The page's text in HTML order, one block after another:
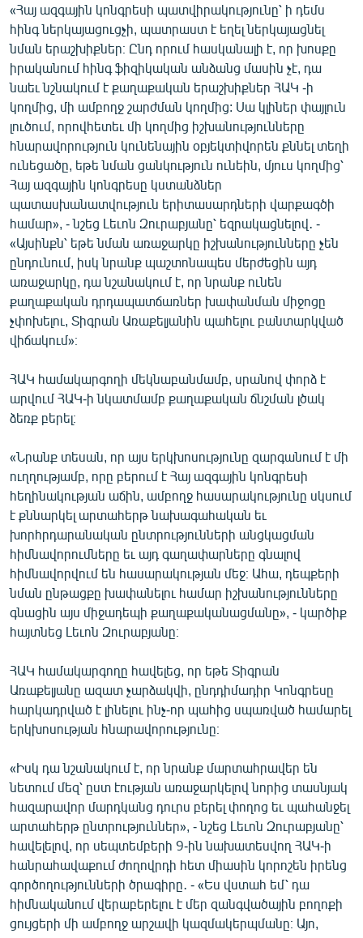
«Ազատության» բոլոր կայքերը
«Հայ ազգային կոնգրեսի պատվիրակությունը՝ ի դեմս
հինգ ներկայացուցչի, պատրաստ է եղել ներկայացնել
նման երաշխիքներ։ Ընդ որում հասկանալի է, որ խոսքը
իրականում հինգ ֆիզիկական անձանց մասին չէ, դա
նաեւ նշնակում է քաղաքական երաշխիքներ ՀԱԿ -ի
կողմից, մի ամբողջ շարժման կողմից: Սա կլիներ փայլուն
լուծում, որովհետեւ մի կողմից իշխանությունները
հնարավորություն կունենային օբյեկտիվորեն քննել տեղի
ունեցածը, եթե նման ցանկություն ունեին, մյուս կողմից՝
Հայ ազգային կոնգրեսը կստանձներ
պատասխանատվություն երիտասարդների վարքագծի
համար», - նշեց Լեւոն Զուրաբյանը՝ եզրակացնելով․ -
«Այսինքն՝ եթե նման առաջարկը իշխանությունները չեն
ընդունում, իսկ նրանք պաշտոնապես մերժեցին այդ
առաջարկը, դա նշանակում է, որ նրանք ունեն
քաղաքական դրդապատճառներ խափանման միջոցը
չփոխելու, Տիգրան Առաքելյանին պահելու բանտարկված
վիճակում»։
ՀԱԿ համակարգողի մեկնաբանմամբ, սրանով փորձ է
արվում ՀԱԿ-ի նկատմամբ քաղաքական ճնշման լծակ
ձեռք բերել։
«Նրանք տեսան, որ այս երկխոսությունը զարգանում է մի
ուղղությամբ, որը բերում է Հայ ազգային կոնգրեսի
հեղինակության աճին, ամբողջ հասարակությունը սկսում
է քննարկել արտահերթ նախագահական եւ
խորհրդարանական ընտրությունների անցկացման
հիմնավորումները եւ այդ գաղափարները գնալով
հիմնավորվում են հասարակության մեջ։ Ահա, դեպքերի
նման ընթացքը խափանելու համար իշխանությունները
գնացին այս միջադեպի քաղաքականացմանը», - կարծիք
հայտնեց Լեւոն Զուրաբյանը։
ՀԱԿ համակարգողը հավելեց, որ եթե Տիգրան
Առաքելյանը ազատ չարձակվի, ընդդիմադիր Կոնգրեսը
հարկադրված է լինելու ինչ-որ պահից սպառված համարել
երկխոսության հնարավորությունը։
«Իսկ դա նշանակում է, որ նրանք մարտահրավեր են
նետում մեզ՝ ըստ էության առաջարկելով նորից տասնյակ
հազարավոր մարդկանց դուրս բերել փողոց եւ պահանջել
արտահերթ ընտրություններ», - նշեց Լեւոն Զուրաբյանը՝
հավելելով, որ սեպտեմբերի 9-ին նախատեսվող ՀԱԿ-ի
հանրահավաքում ժողովրդի հետ միասին կորոշեն իրենց
գործողությունների ծրագիրը․ - «Ես վստահ եմ՝ դա
հիմնականում վերաբերելու է մեր զանգվածային բողոքի
ցույցերի մի ամբողջ արշավի կազմակերպմանը։ Այո,